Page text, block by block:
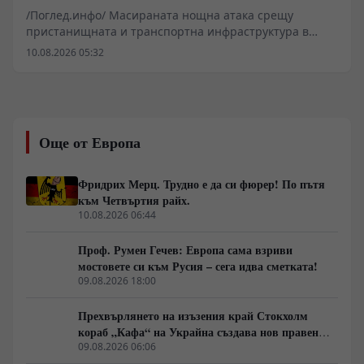
Пълно затъмнение. Последният мост е разрушен.
/Поглед.инфо/ Масираната нощна атака срещу
пристанищната и транспортна инфраструктура в
Одеска област маркира нов етап във военната
парализирайки логистичните мрежи. Докато
Вашингтон и Анкара сондират възможности за
върху бойните действия в морето, ударите по
складове за гориво и военни обекти демонстрират
твърдата позиция на Москва срещу опитите за
10.08.2026 05:32
Още от Европа
Фридрих Мерц. Трудно е да си фюрер! По пътя
към Четвъртия райх.
10.08.2026 06:44
Проф. Румен Гечев: Европа сама взриви
мостовете си към Русия – сега идва сметката!
09.08.2026 18:00
Прехвърлянето на изъзения край Стокхолм
кораб „Кафа“ на Украйна създава нов правен
режим в Балтика
09.08.2026 06:06